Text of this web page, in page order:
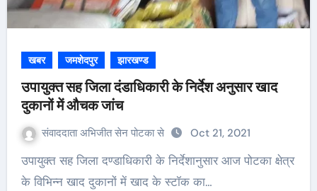
खबर जमशेदपुर झारखण्ड
उपायुक्त सह जिला दंडाधिकारी के निर्देश अनुसार खाद
दुकानों में औचक जांच
संवाददाता अभिजीत सेन पोटका से Oct 21, 2021
उपायुक्त सह जिला दण्डाधिकारी के निर्देशानुसार आज पोटका क्षेत्र
के विभिन्न खाद दुकानों में खाद के स्टॉक का…